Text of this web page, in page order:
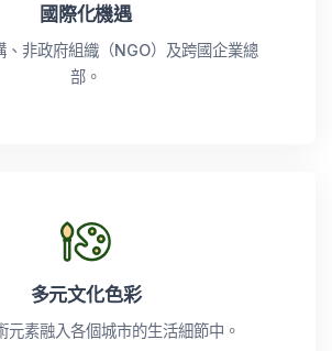
國際化機遇
、非政府組織（NGO）及跨國企業總
部。
多元文化色彩
元素融入各個城市的生活細節中。